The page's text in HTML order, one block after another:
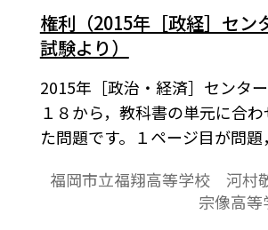
権利（2015年［政経］セン
試験より）
2015年［政治・経済］センタ
１８から，教科書の単元に合
た問題です。１ページ目が問
福岡市立福翔高等学校 河村
宗像高